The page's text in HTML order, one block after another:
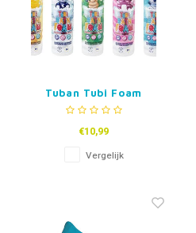
Tuban Tubi Foam
€10,99
Vergelijk